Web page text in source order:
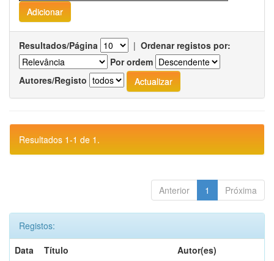
Resultados/Página | Ordenar registos por:
Por ordem
Autores/Registo
Resultados 1-1 de 1.
Anterior 1 Próxima
Registos:
Data
Título
Autor(es)